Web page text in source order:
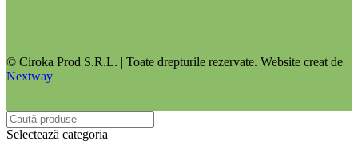
© Ciroka Prod S.R.L. | Toate drepturile rezervate. Website creat de
Nextway
Selectează categoria